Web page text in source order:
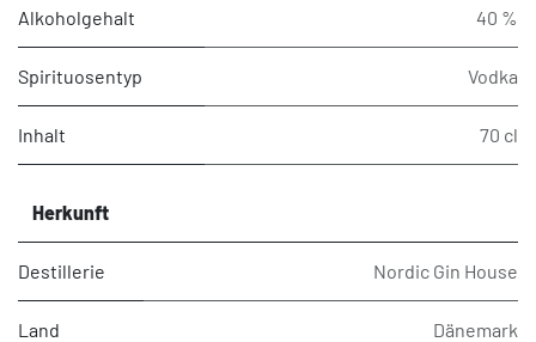
Alkoholgehalt 40 %
Spirituosentyp Vodka
Inhalt 70 cl
Herkunft
Destillerie Nordic Gin House
Land Dänemark